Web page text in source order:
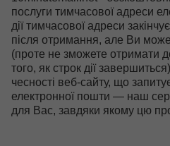
послуги тимчасової адреси
дії тимчасової адреси
після отримання, але Ви
(проте не зможете отримати
того, як строк дії
чесності веб-сайту, що
електронної пошти ― наш
для Вас, завдяки якому цю